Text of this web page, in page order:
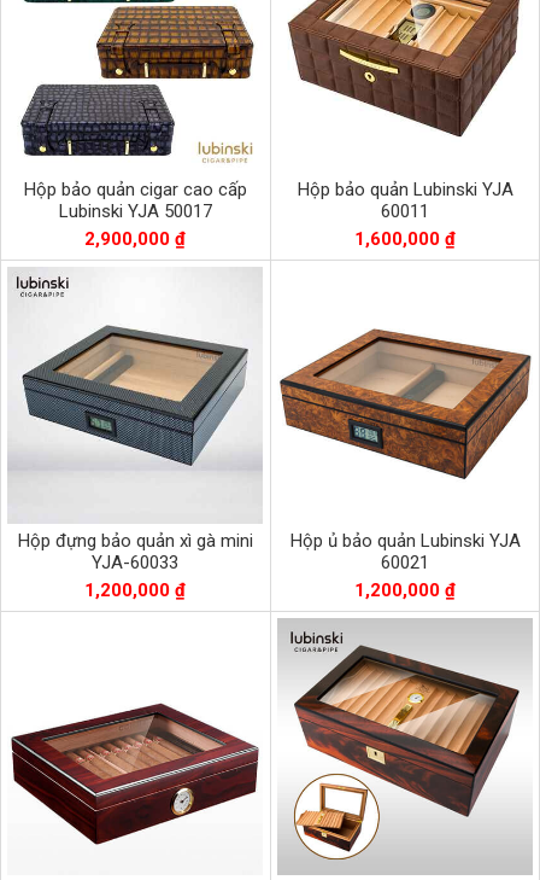
Hộp bảo quản cigar cao cấp
Lubinski YJA 50017
2,900,000 ₫
Hộp bảo quản Lubinski YJA
60011
1,600,000 ₫
Hộp đựng bảo quản xì gà mini
YJA-60033
1,200,000 ₫
Hộp ủ bảo quản Lubinski YJA
60021
1,200,000 ₫